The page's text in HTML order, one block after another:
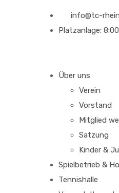
info@tc-
Platzanlage:
Über uns
Verein
Vorstand
Mitglied
Satzung
Kinder &
Spielbetrieb &
Tennishalle